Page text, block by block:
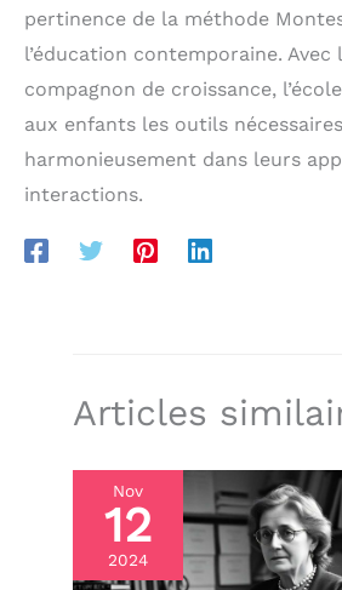
pertinence de la méthode
l’éducation contemporaine.
compagnon de croissance,
aux enfants les outils
harmonieusement dans leurs
interactions.
Articles
Nov
12
2024